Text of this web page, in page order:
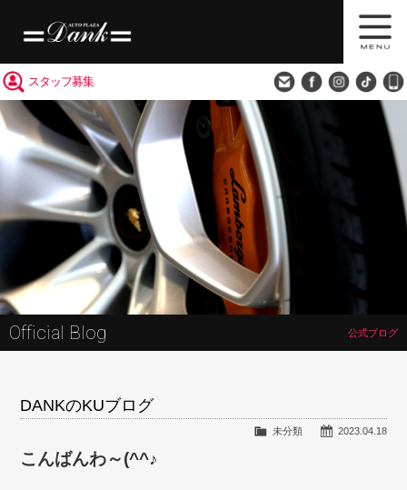
スタッフ募集
Official Blog 公式ブログ
DANKのKUブログ
2023.04.18
未分類
こんばんわ～(^^♪